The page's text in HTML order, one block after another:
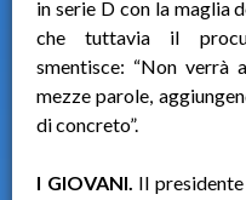
in serie D con la maglia
che tuttavia il
smentisce: “Non verrà
mezze parole,
di concreto”.
I GIOVANI. Il